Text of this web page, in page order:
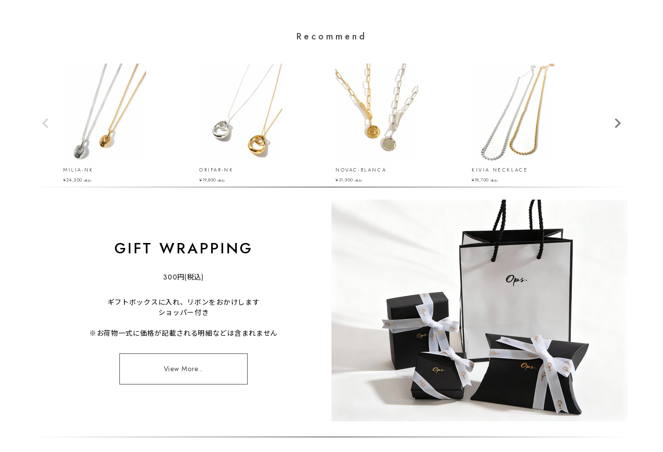
Recommend
MILIA-NK
¥24,200 （税込）
ORIFAR-NK
¥19,800 （税込）
NOVAC-BLANCA
¥31,900 （税込）
KIVIA NECKLACE
¥18,700 （税込）
GIFT WRAPPING
300円(税込)
ギフトボックスに入れ、リボンをおかけします
ショッパー付き
※お荷物一式に価格が記載される明細などは含まれません
View More...